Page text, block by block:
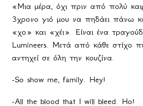
«Μια μέρα, όχι πριν από πολύ
3χρονο γιό μου να πηδάει πάνω
«χο» και «χέι». Είναι ένα
Lumineers. Μετά από κάθε στίχο
αντηχεί σε όλη την κουζίνα.
-So show me, family. Hey!
-All the blood that I will bleed. Ho!